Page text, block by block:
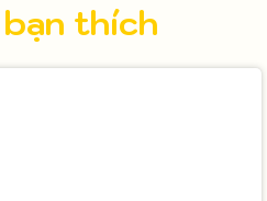
thích